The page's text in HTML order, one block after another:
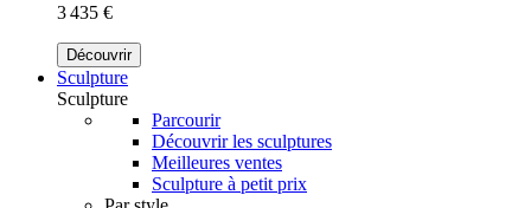
3 435 €
Découvrir
Sculpture
Sculpture
Parcourir
Découvrir les sculptures
Meilleures ventes
Sculpture à petit prix